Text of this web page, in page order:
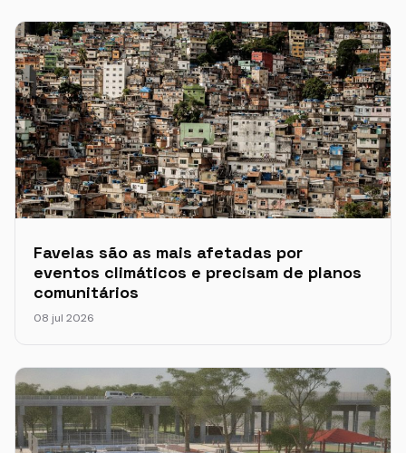
Favelas são as mais afetadas por
eventos climáticos e precisam de planos
comunitários
08 jul 2026